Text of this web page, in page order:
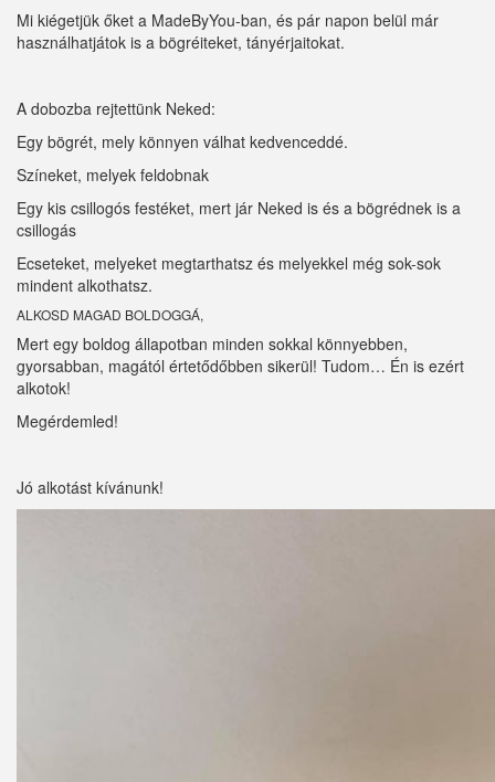
Mi kiégetjük őket a MadeByYou-ban, és pár napon belül már
használhatjátok is a bögréiteket, tányérjaitokat.
A dobozba rejtettünk Neked:
Egy bögrét, mely könnyen válhat kedvenceddé.
Színeket, melyek feldobnak
Egy kis csillogós festéket, mert jár Neked is és a bögrédnek is a
csillogás
Ecseteket, melyeket megtarthatsz és melyekkel még sok-sok
mindent alkothatsz.
ALKOSD MAGAD BOLDOGGÁ,
Mert egy boldog állapotban minden sokkal könnyebben,
gyorsabban, magától értetődőbben sikerül! Tudom… Én is ezért
alkotok!
Megérdemled!
Jó alkotást kívánunk!